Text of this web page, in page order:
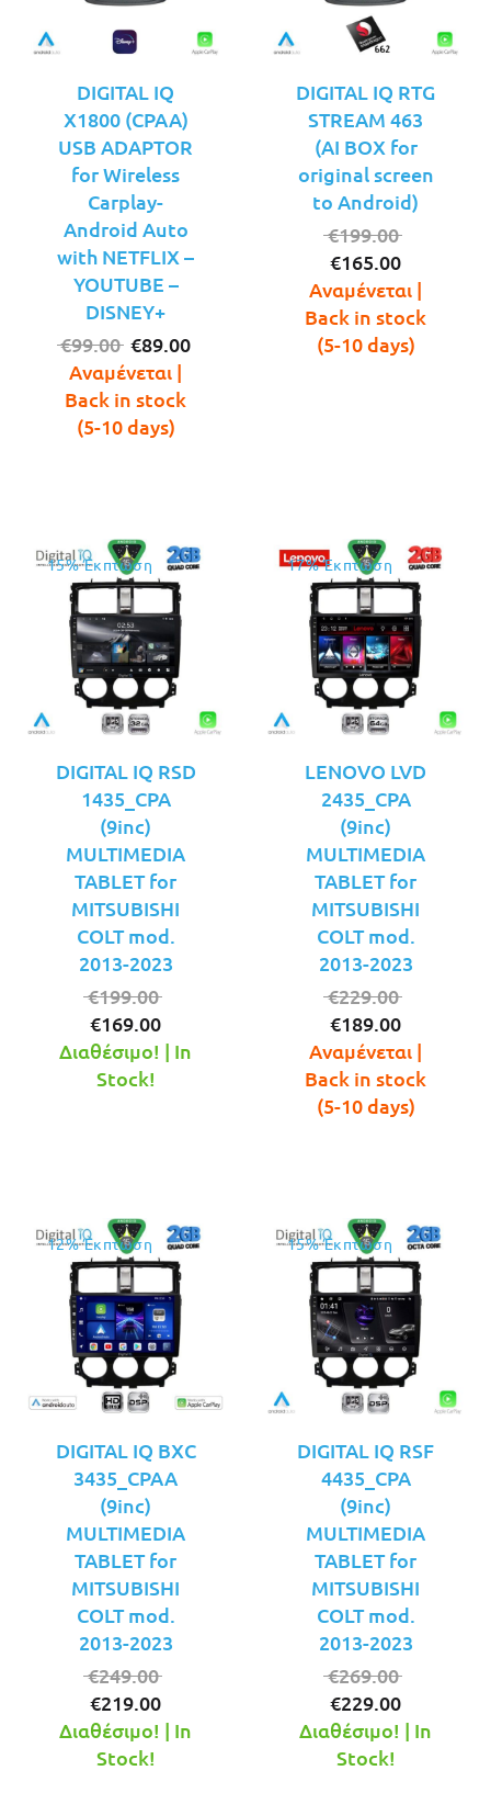
DIGITAL IQ
X1800 (CPAA)
USB ADAPTOR
for Wireless
Carplay-
Android Auto
with NETFLIX –
YOUTUBE –
DISNEY+
€99.00 Original
price
was:
€99.00.
€89.00
Αναμένεται |
Back in stock
(5-10 days)
DIGITAL IQ RTG
STREAM 463
(AI BOX for
original screen
to Android)
€199.00
was:
€199.00.
€165.00
τρέχουσα
τιμή
είναι:
Αναμένεται |
Back in stock
(5-10 days)
15% Έκπτωση
DIGITAL IQ RSD
1435_CPA
(9inc)
MULTIMEDIA
TABLET for
MITSUBISHI
COLT mod.
2013-2023
€199.00
was:
€169.00
τρέχουσα
Διαθέσιμο! | In
Stock!
17% Έκπτωση
LENOVO LVD
2435_CPA
(9inc)
MULTIMEDIA
TABLET for
MITSUBISHI
COLT mod.
2013-2023
€229.00
was:
€229.00.
€189.00
τρέχουσα
τιμή
είναι:
Αναμένεται |
Back in stock
(5-10 days)
12% Έκπτωση
DIGITAL IQ BXC
3435_CPAA
(9inc)
MULTIMEDIA
TABLET for
MITSUBISHI
COLT mod.
2013-2023
€249.00
was:
€219.00
τρέχουσα
Διαθέσιμο! | In
Stock!
15% Έκπτωση
DIGITAL IQ RSF
4435_CPA
(9inc)
MULTIMEDIA
TABLET for
MITSUBISHI
COLT mod.
2013-2023
€269.00
was:
€229.00
τρέχουσα
Διαθέσιμο! | In
Stock!